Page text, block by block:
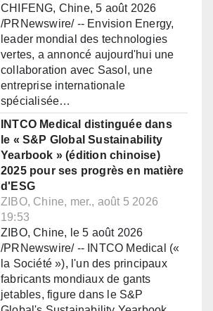
CHIFENG, Chine, 5 août 2026
/PRNewswire/ -- Envision Energy,
leader mondial des technologies
vertes, a annoncé aujourd'hui une
collaboration avec Sasol, une
entreprise internationale
spécialisée…
INTCO Medical distinguée dans
le « S&P Global Sustainability
Yearbook » (édition chinoise)
2025 pour ses progrès en matière
d'ESG
ZIBO, Chine, mer., août 5 2026
19:53
ZIBO, Chine, le 5 août 2026
/PRNewswire/ -- INTCO Medical («
la Société »), l'un des principaux
fabricants mondiaux de gants
jetables, figure dans le S&P